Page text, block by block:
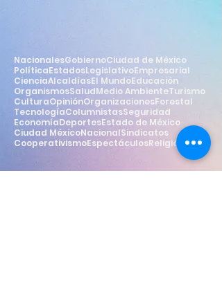
NacionalesGobiernoCiudad de México
PolíticaEstadosLegislativoEmpresarial
CienciaAlcaldíasEl MundoEducación
OrganismosSaludMedio AmbienteTurismo
CulturaOpiniónOrganizacionesForestal
TecnologíaColumnistasSeguridad
EconomíaDeportesEstado de México
Ciudad MéxicoNacionalSindicatos
CooperativismoEspectáculosReligión Estilo